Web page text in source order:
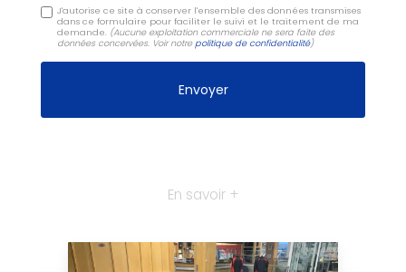
J'autorise ce site à conserver l'ensemble des données transmises
dans ce formulaire pour faciliter le suivi et le traitement de ma
demande. (Aucune exploitation commerciale ne sera faite des
données concervées. Voir notrepolitique de confidentialité)
En savoir +